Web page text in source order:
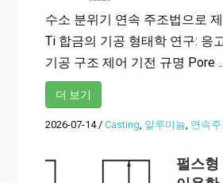
수소 분위기 연속 주조법으로
Ti 합금의 기공 형태학 연구: 응
기공 구조 제어 기전 규명 Pore
더 보기
2026-07-14/ Casting, 알루미늄, 연속주
펄스형